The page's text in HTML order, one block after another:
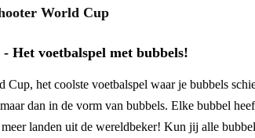
World Cup
Het voetbalspel met bubbels!
het coolste voetbalspel waar je bubbels
dan in de vorm van bubbels. Elke bubbel
landen uit de wereldbeker! Kun jij alle